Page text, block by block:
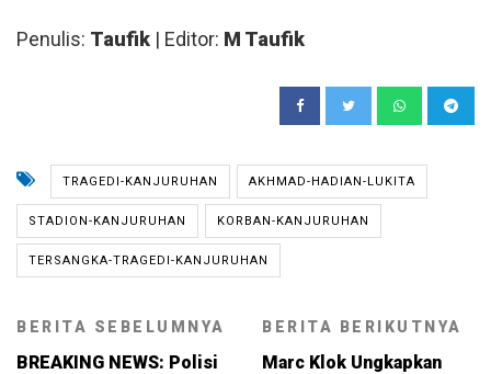
Penulis: Taufik | Editor: M Taufik
TRAGEDI-KANJURUHAN AKHMAD-HADIAN-LUKITA
STADION-KANJURUHAN KORBAN-KANJURUHAN
TERSANGKA-TRAGEDI-KANJURUHAN
BERITA SEBELUMNYA
BREAKING NEWS: Polisi
BERITA BERIKUTNYA
Marc Klok Ungkapkan